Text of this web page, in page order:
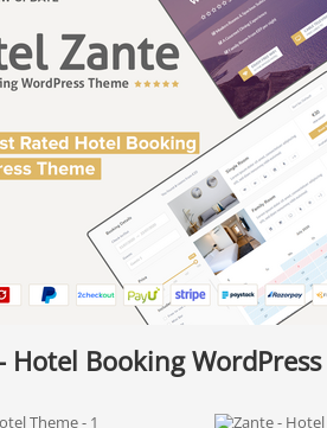
Hotel Booking